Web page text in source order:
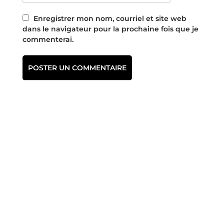
Enregistrer mon nom, courriel et site web
dans le navigateur pour la prochaine fois que je
commenterai.